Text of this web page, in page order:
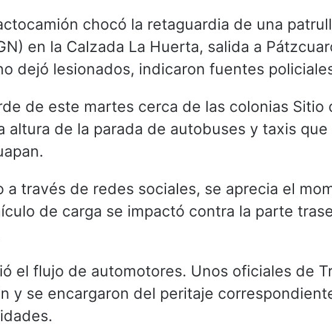
chocó la retaguardia de una
en la Calzada La Huerta, salida a
dejó lesionados, indicaron fuentes
de este martes cerca de las colonias Sitio
altura de la parada de autobuses y taxis que
a través de redes sociales, se aprecia el
de carga se impactó contra la parte
el flujo de automotores. Unos oficiales de
y se encargaron del peritaje